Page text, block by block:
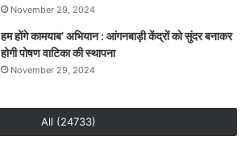
November 29, 2024
हम होंगे कामयाब’ अभियान : आंगनबाड़ी केंद्रों को सुंदर बनाकर
होगी पोषण वाटिका की स्थापना
November 29, 2024
All (24733)